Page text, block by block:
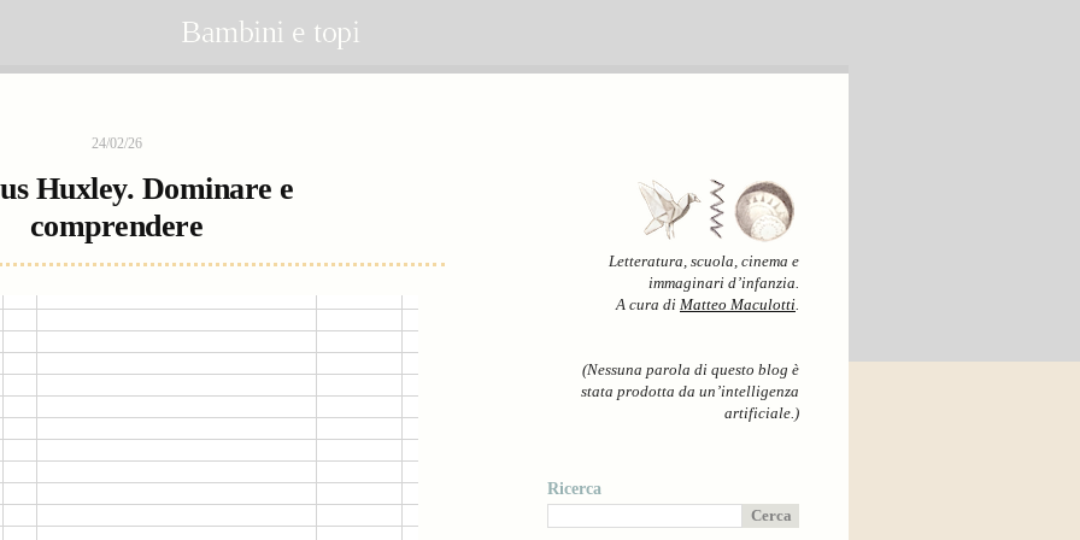
Bambini e topi
24/02/26
Huxley. Dominare e
comprendere
Letteratura, scuola, cinema e
immaginari d’infanzia.
A cura di Matteo Maculotti.
(Nessuna parola di questo blog è
stata prodotta da un’intelligenza
artificiale.)
Ricerca